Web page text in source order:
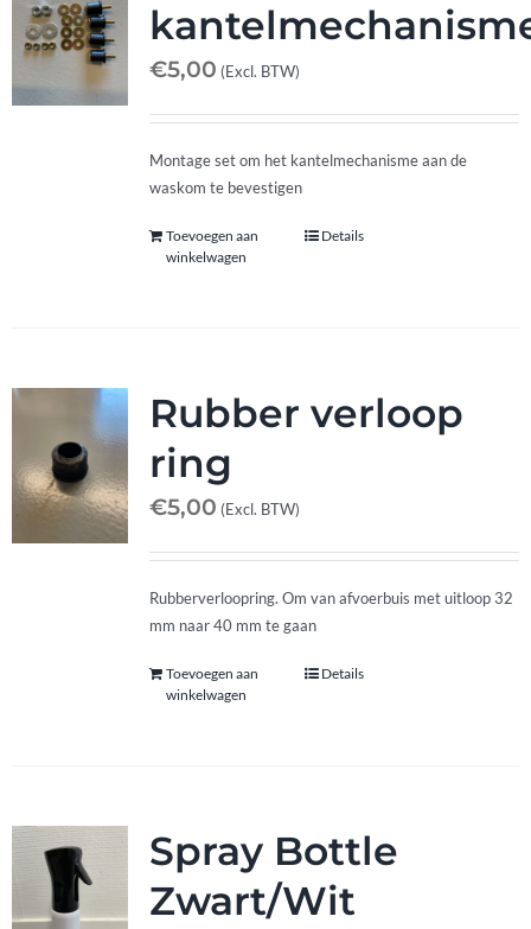
€5,00 (Excl. BTW)
Montage set om het kantelmechanisme aan de
waskom te bevestigen
Toevoegen aan
winkelwagen
Details
Rubber verloop
ring
€5,00 (Excl. BTW)
Rubberverloopring. Om van afvoerbuis met uitloop 32
mm naar 40 mm te gaan
Toevoegen aan
winkelwagen
Details
Spray Bottle
Zwart/Wit